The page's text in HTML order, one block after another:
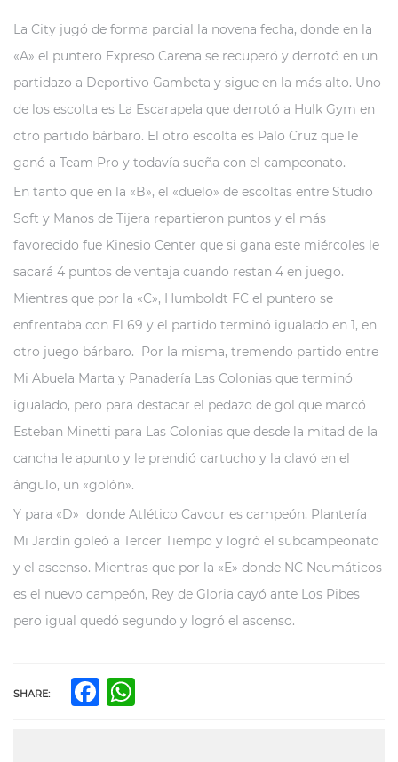
La City jugó de forma parcial la novena fecha, donde en la
«A» el puntero Expreso Carena se recuperó y derrotó en un
partidazo a Deportivo Gambeta y sigue en la más alto. Uno
de los escolta es La Escarapela que derrotó a Hulk Gym en
otro partido bárbaro. El otro escolta es Palo Cruz que le
ganó a Team Pro y todavía sueña con el campeonato.
En tanto que en la «B», el «duelo» de escoltas entre Studio
Soft y Manos de Tijera repartieron puntos y el más
favorecido fue Kinesio Center que si gana este miércoles le
sacará 4 puntos de ventaja cuando restan 4 en juego.
Mientras que por la «C», Humboldt FC el puntero se
enfrentaba con El 69 y el partido terminó igualado en 1, en
otro juego bárbaro. Por la misma, tremendo partido entre
Mi Abuela Marta y Panadería Las Colonias que terminó
igualado, pero para destacar el pedazo de gol que marcó
Esteban Minetti para Las Colonias que desde la mitad de la
cancha le apunto y le prendió cartucho y la clavó en el
ángulo, un «golón».
Y para «D» donde Atlético Cavour es campeón, Plantería
Mi Jardín goleó a Tercer Tiempo y logró el subcampeonato
y el ascenso. Mientras que por la «E» donde NC Neumáticos
es el nuevo campeón, Rey de Gloria cayó ante Los Pibes
pero igual quedó segundo y logró el ascenso.
SHARE: Facebook